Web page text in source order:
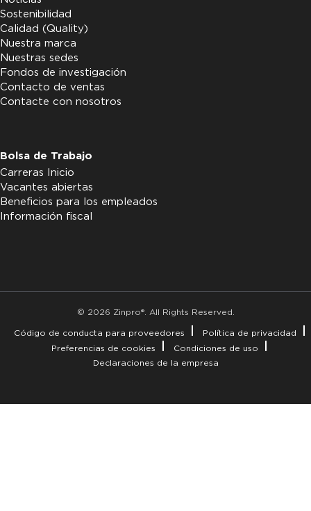
Sostenibilidad
Calidad (Quality)
Nuestra marca
Nuestras sedes
Fondos de investigación
Contacto de ventas
Contacte con nosotros
Bolsa de Trabajo
Carreras Inicio
Vacantes abiertas
Beneficios para los empleados
Información fiscal
© 2026 Zinpro®. All Rights Reserved.
Código de conducta para proveedores
Política de privacidad
Preferencias de cookies
Condiciones de uso
Declaraciones de la empresa